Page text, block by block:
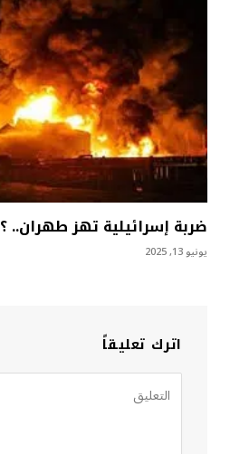
ضربة إسرائيلية تهز طهران.. ؟
يونيو 13, 2025
اترك تعليقاً